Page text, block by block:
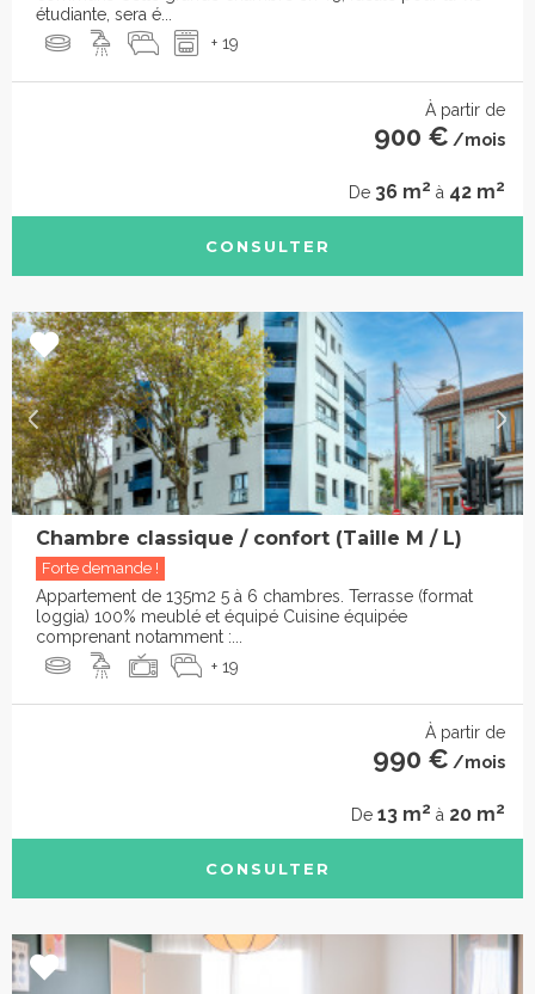
étudiante, sera é...
+ 19
À partir de
900 € /mois
De 36 m2 à 42 m2
CONSULTER
Chambre classique / confort (Taille M / L)
Forte demande !
Appartement de 135m2 5 à 6 chambres. Terrasse (format
loggia) 100% meublé et équipé Cuisine équipée
comprenant notamment :...
+ 19
À partir de
990 € /mois
De 13 m2 à 20 m2
CONSULTER